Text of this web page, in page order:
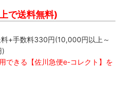
で送料無料)
+手数料330円(10,000円以上～
)
できる【佐川急便e-コレクト】を